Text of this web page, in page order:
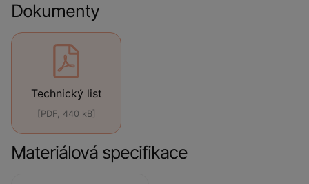
Dokumenty
Technický list
[PDF, 440 kB]
Materiálová specifikace